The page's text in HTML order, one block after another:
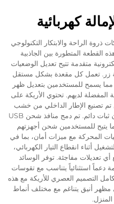
كهربائية
ذروة الراحة والابتكار التكنولوجي
القطعة المتطورة بين الجاذبية
متقدمة تتيح تعديل الوضعيات
زر. تعمل كل مقعدة بشكل مستقل
مما يسمح للمستخدمين بتعديل ظهر
المفضلة لديهم. تحتوي الأريكة على
تم تصنيع الإطار الداخلي من خشب
صلب مقوى ومكونات معدنية لضمان ثبات دائم. تم دمج منافذ شحن USB
يتيح للمستخدمين شحن أجهزتهم
المحركة مع ميزات أمان، بما في
أثناء انقطاع التيار الكهربائي،
تعديلات مفاجئة. توفر الوسائد
دعماً استثنائياً يتناسب مع تقوسات
التصميم العصري للأريكة مع هذه
مظهر أنيق يتناغم مع مختلف أنماط